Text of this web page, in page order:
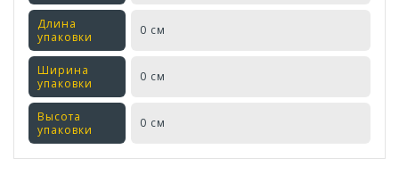
Длина
упаковки
0 см
Ширина
упаковки
0 см
Высота
упаковки
0 см